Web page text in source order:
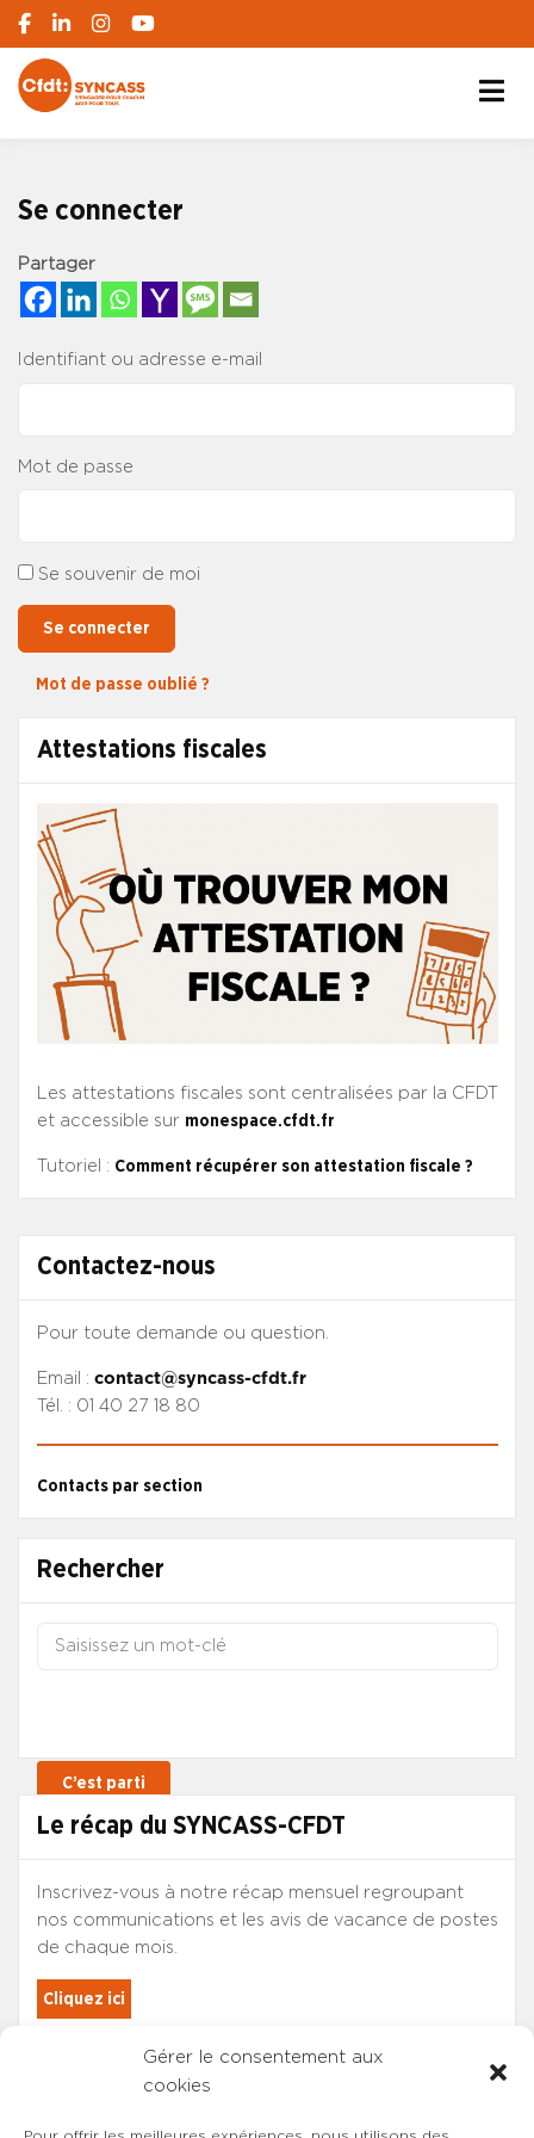
Gérer le consentement aux
cookies
Attestations fiscales
Les attestations fiscales sont centralisées par la CFDT
et accessible sur monespace.cfdt.fr
Tutoriel : Comment récupérer son attestation fiscale ?
Contactez-nous
Pour toute demande ou question.
Email : contact@syncass-cfdt.fr
Tél. : 01 40 27 18 80
Contacts par section
Se connecter
Partager
Identifiant ou adresse e-mail
Mot de passe
Se souvenir de moi
Se connecter
Mot de passe oublié ?
Rechercher
Le récap du SYNCASS-CFDT
Inscrivez-vous à notre récap mensuel regroupant
nos communications et les avis de vacance de postes
de chaque mois.
Cliquez ici
Les adhérents du SYNCASS-CFDT
sont automatiquement inscrits.